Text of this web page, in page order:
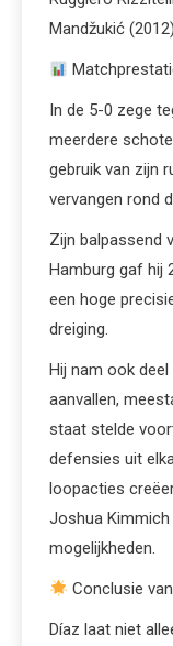
Mandžukić
In de 5-0 zege
meerdere
gebruik van zijn
vervangen rond
Zijn balpassend
Hamburg gaf hij
een hoge
dreiging.
Hij nam ook deel
aanvallen,
staat stelde
defensies uit
loopacties
Joshua
mogelijkheden.
Conclusie
Díaz laat niet